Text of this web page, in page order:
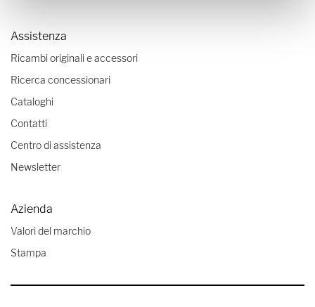
Assistenza
Ricambi originali e accessori
Ricerca concessionari
Cataloghi
Contatti
Centro di assistenza
Newsletter
Azienda
Valori del marchio
Stampa